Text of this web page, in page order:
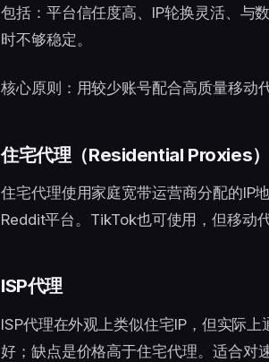
包括：平台信任度高、IP轮换灵活、与
时不够稳定。
核心原则：用较少账号配合高质量移动
住宅代理（Residential Proxies）
住宅代理使用家庭宽带运营商分配的IP
Reddit平台。TikTok也可使用，但移动
ISP代理
ISP代理在外观上类似住宅IP，但实际
好；缺点是价格高于住宅代理。适合对